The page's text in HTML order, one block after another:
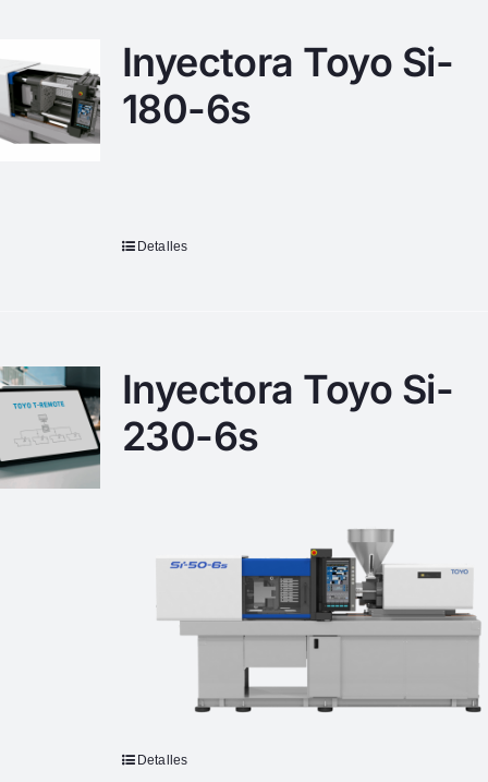
Inyectora Toyo Si-
180-6s
Detalles
Inyectora Toyo Si-
230-6s
Detalles